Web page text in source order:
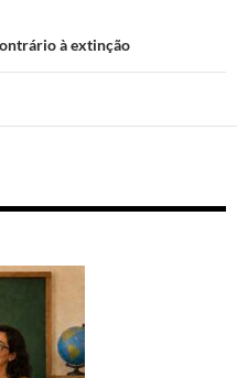
à extinção